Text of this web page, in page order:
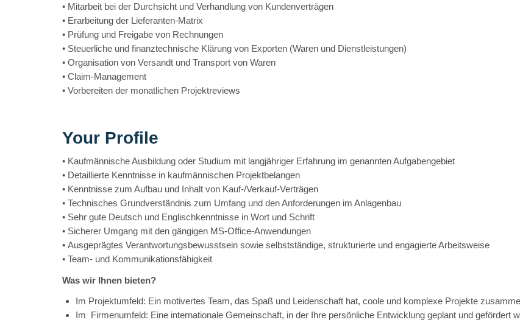
• Mitarbeit bei der Durchsicht und Verhandlung von Kundenverträgen
• Erarbeitung der Lieferanten-Matrix
• Prüfung und Freigabe von Rechnungen
• Steuerliche und finanztechnische Klärung von Exporten (Waren und Dienstleistungen)
• Organisation von Versandt und Transport von Waren
• Claim-Management
• Vorbereiten der monatlichen Projektreviews
Your Profile
• Kaufmännische Ausbildung oder Studium mit langjähriger Erfahrung im genannten Aufgabengebiet
• Detaillierte Kenntnisse in kaufmännischen Projektbelangen
• Kenntnisse zum Aufbau und Inhalt von Kauf-/Verkauf-Verträgen
• Technisches Grundverständnis zum Umfang und den Anforderungen im Anlagenbau
• Sehr gute Deutsch und Englischkenntnisse in Wort und Schrift
• Sicherer Umgang mit den gängigen MS-Office-Anwendungen
• Ausgeprägtes Verantwortungsbewusstsein sowie selbstständige, strukturierte und engagierte Arbeitsweise
• Team- und Kommunikationsfähigkeit
Was wir Ihnen bieten?
Im Projektumfeld: Ein motivertes Team, das Spaß und Leidenschaft hat, coole und komplexe Projekte
Im Firmenumfeld: Eine internationale Gemeinschaft, in der Ihre persönliche Entwicklung geplant und gefördert